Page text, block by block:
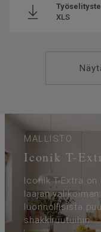
Käyttöluokka
Käyttöluokka julkisessa
Kulutuskerroksen
Leveys
Ftalaatit
Askeläänen
∆Lw
XLS
MALLISTO
Iconik T-
Iconik T-Extra
laajan
luonnollisista
shakkiruutuihin.